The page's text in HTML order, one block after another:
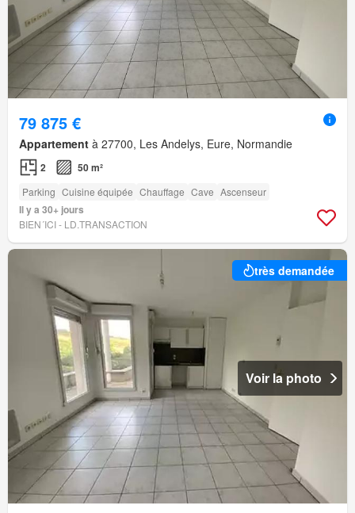
79 875 €
Appartement à 27700, Les Andelys, Eure, Normandie
2 50 m²
Parking Cuisine équipée Chauffage Cave Ascenseur
Il y a 30+ jours
BIEN´ICI - LD.TRANSACTION
très demandée
Voir la photo